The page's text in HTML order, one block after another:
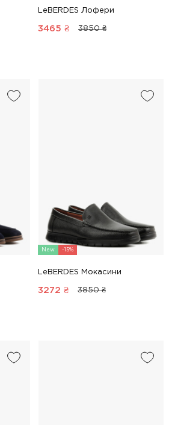
LeBERDES Лофери
3465 ₴ 3850 ₴
New -15%
LeBERDES Мокасини
3272 ₴ 3850 ₴